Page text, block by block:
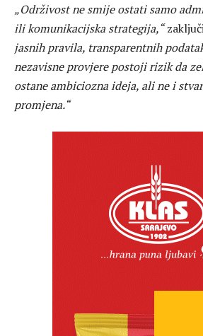
„Održivost ne smije ostati samo
ili komunikacijska strategija,“
jasnih pravila, transparentnih
nezavisne provjere postoji rizik da
ostane ambiciozna ideja, ali ne i
promjena.“